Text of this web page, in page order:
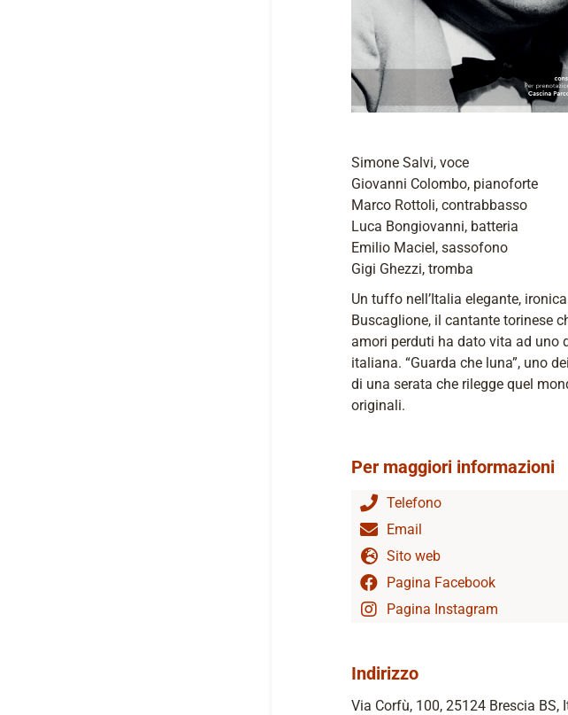
Simone Salvi, voce
Giovanni Colombo, pianoforte
Marco Rottoli, contrabbasso
Luca Bongiovanni, batteria
Emilio Maciel, sassofono
Gigi Ghezzi, tromba
Un tuffo nell’Italia elegante,
Buscaglione, il cantante torinese
amori perduti ha dato vita ad uno
italiana. “Guarda che luna”, uno
di una serata che rilegge quel
originali.
Per maggiori informazioni
Telefono
Email
Sito web
Pagina Facebook
Pagina Instagram
Indirizzo
Via Corfù, 100, 25124 Brescia BS,